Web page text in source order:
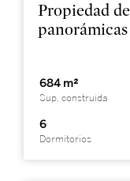
Propiedad
684 m²
Sup. construida
6
Dormitorios